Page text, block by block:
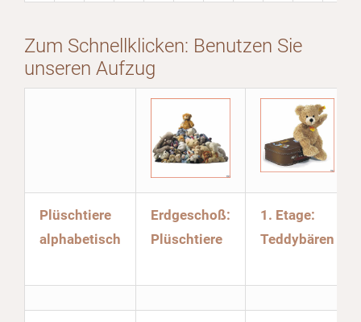
Zum Schnellklicken: Benutzen Sie
unseren Aufzug
Plüschtiere
alphabetisch
Erdgeschoß:
Plüschtiere
1. Etage:
Teddybären